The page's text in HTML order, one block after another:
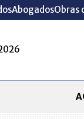
AbogadosObras